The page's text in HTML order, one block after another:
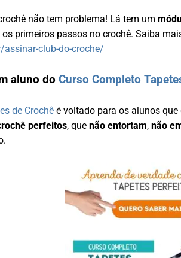
não tem problema! Lá tem um
primeiros passos no crochê. Saiba
club-do-croche/
aluno doCurso Completo
de Crochê é voltado para os alunos que
perfeitos, quenão entortam,não